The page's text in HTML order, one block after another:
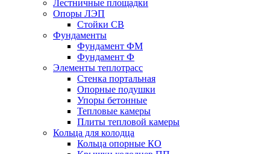
Лестничные площадки
Опоры ЛЭП
Стойки СВ
Фундаменты
Фyндамент ФМ
Фyндамент Ф
Элементы теплотрасс
Стенка портальная
Опорные подушки
Упоры бетонные
Тепловые камеры
Плиты тепловой камеры
Кольца для колодца
Кольца опорные КО